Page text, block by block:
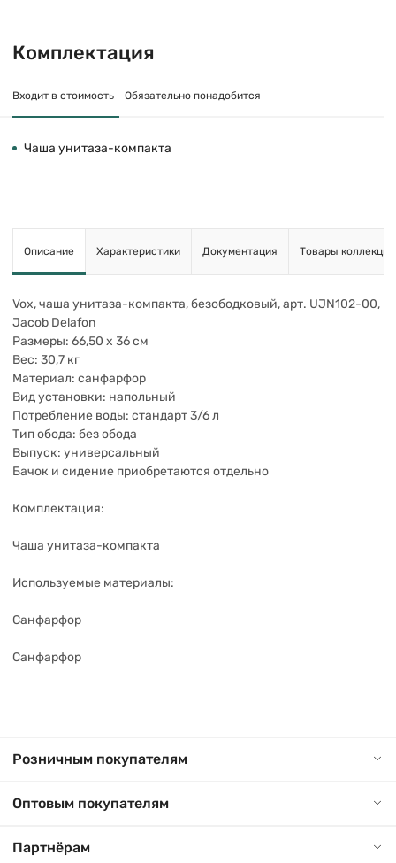
Комплектация
Входит в стоимость Обязательно понадобится
Чаша унитаза-компакта
Описание Характеристики Документация Товары коллекции
Vox, чаша унитаза-компакта, безободковый, арт. UJN102-00,
Jacob Delafon
Размеры: 66,50 х 36 см
Вес: 30,7 кг
Материал: санфарфор
Вид установки: напольный
Потребление воды: стандарт 3/6 л
Тип обода: без обода
Выпуск: универсальный
Бачок и сидение приобретаются отдельно
Комплектация:
Чаша унитаза-компакта
Используемые материалы:
Санфарфор
Санфарфор
Розничным покупателям
Оптовым покупателям
Партнёрам